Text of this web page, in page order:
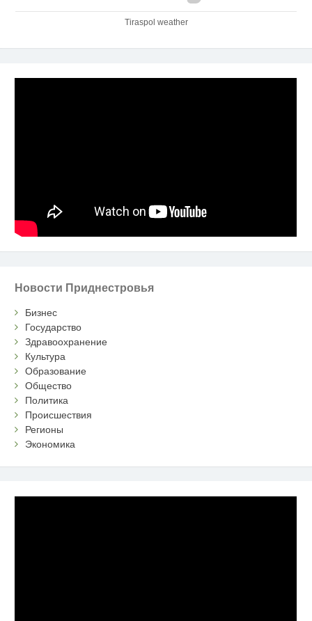
Tiraspol weather
Новости Приднестровья
Бизнес
Государство
Здравоохранение
Культура
Образование
Общество
Политика
Происшествия
Регионы
Экономика